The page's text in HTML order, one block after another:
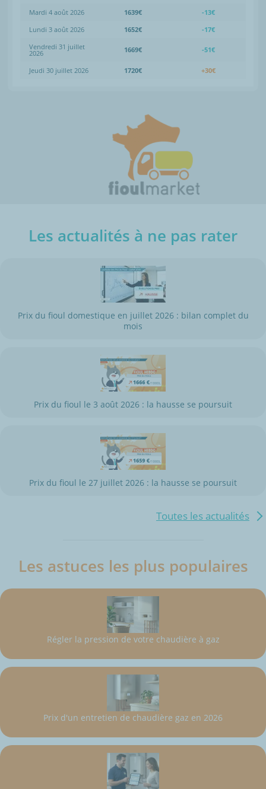
Mardi 4 août 2026 1639€
-13€
Lundi 3 août 2026
1652€
-17€
Vendredi 31 juillet
2026 1669€ -51€
Jeudi 30 juillet 2026 1720€ +30€
Les actualités à ne pas rater
Prix du fioul domestique en juillet 2026 : bilan complet du
mois
Prix du fioul le 3 août 2026 : la hausse se poursuit
Prix du fioul le 27 juillet 2026 : la hausse se poursuit
Toutes les actualités
Les astuces les plus populaires
Régler la pression de votre chaudière à gaz
Prix d'un entretien de chaudière gaz en 2026